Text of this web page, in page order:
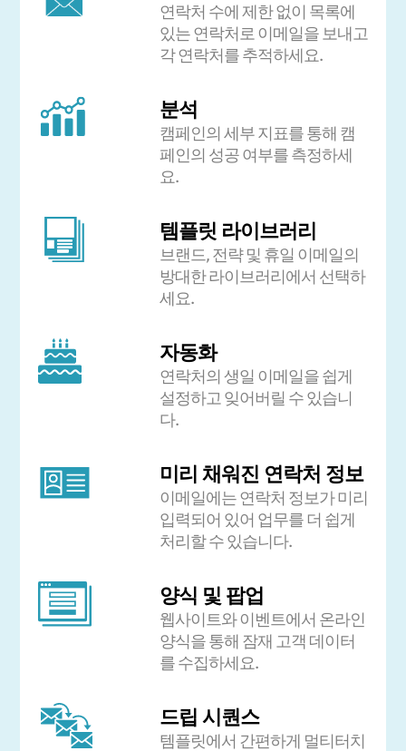
연락처 수에 제한 없이 목록에
있는 연락처로 이메일을 보내고
각 연락처를 추적하세요.
분석
캠페인의 세부 지표를 통해 캠
페인의 성공 여부를 측정하세
요.
템플릿 라이브러리
브랜드, 전략 및 휴일 이메일의
방대한 라이브러리에서 선택하
세요.
자동화
연락처의 생일 이메일을 쉽게
설정하고 잊어버릴 수 있습니
다.
미리 채워진 연락처 정보
이메일에는 연락처 정보가 미리
입력되어 있어 업무를 더 쉽게
처리할 수 있습니다.
양식 및 팝업
웹사이트와 이벤트에서 온라인
양식을 통해 잠재 고객 데이터
를 수집하세요.
드립 시퀀스
템플릿에서 간편하게 멀티터치